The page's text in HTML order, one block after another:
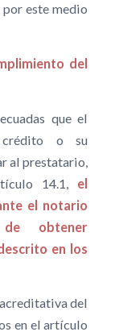
este medio
del
que el
crédito o su
al prestatario,
14.1, el
el notario
obtener
en los
del
en el artículo